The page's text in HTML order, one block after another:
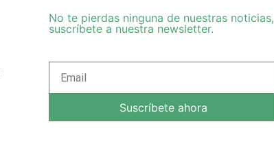
No te pierdas ninguna de nuestras noticias,
suscríbete a nuestra newsletter.
Suscríbete ahora